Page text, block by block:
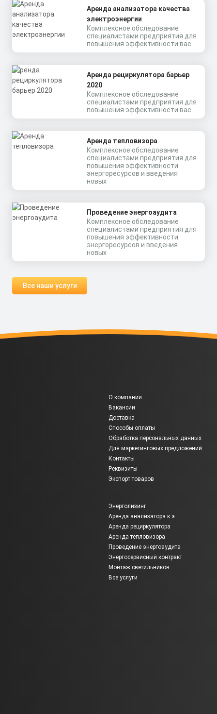
Аренда анализатора качества
электроэнергии
Комплексное обследование
специалистами предприятия для
повышения эффективности вас
Аренда рециркулятора барьер
2020
Комплексное обследование
специалистами предприятия для
повышения эффективности вас
Аренда тепловизора
Комплексное обследование
специалистами предприятия для
повышения эффективности
энергоресурсов и введения
новых
Проведение энергоаудита
Комплексное обследование
специалистами предприятия для
повышения эффективности
энергоресурсов и введения
новых
Все наши услуги
О компании
Вакансии
Доставка
Способы оплаты
Обработка персональных данных
Для маркетинговых предложений
Контакты
Реквизиты
Экспорт товаров
Энерголизинг
Аренда анализатора к.э.
Аренда рециркулятора
Аренда тепловизора
Проведение энергоаудита
Энергосервисный контракт
Монтаж светильников
Все услуги